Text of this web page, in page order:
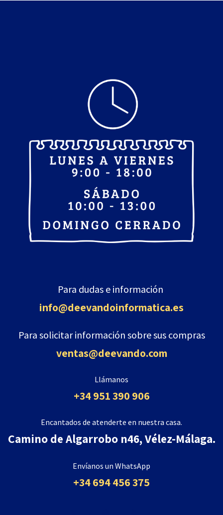
Para dudas e información
info@deevandoinformatica.es
Para solicitar información sobre sus compras
ventas@deevando.com
Llámanos
+34 951 390 906
Encantados de atenderte en nuestra casa.
Camino de Algarrobo n46, Vélez-Málaga.
Envíanos un WhatsApp
+34 694 456 375